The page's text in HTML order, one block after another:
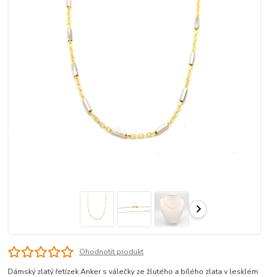
Ohodnotit produkt
Dámský zlatý řetízek Anker s válečky ze žlutého a bílého zlata v lesklém